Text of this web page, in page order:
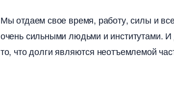
Мы отдаем свое время, работу, силы и
очень сильными людьми и институтами.
то, что долги являются неотъемлемой